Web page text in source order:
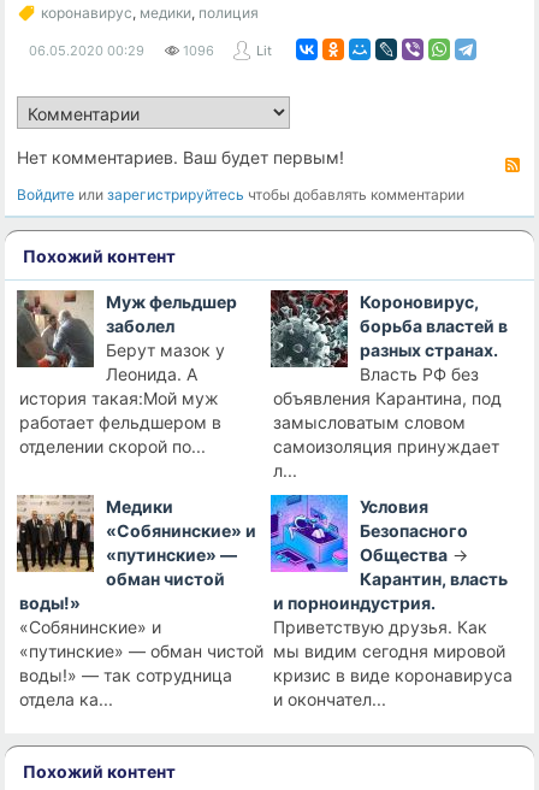
коронавирус, медики, полиция
06.05.2020 00:29 1096 Lit
Нет комментариев. Ваш будет первым!
Войдите илизарегистрируйтесь чтобы добавлять комментарии
Похожий контент
Муж фельдшер
заболел
Берут мазок у
Леонида. А
история такая:Мой муж
работает фельдшером в
отделении скорой по...
Короновирус,
борьба властей в
разных странах.
Власть РФ без
объявления Карантина, под
замысловатым словом
самоизоляция принуждает
л...
Медики
«Собянинские» и
«путинские» —
обман чистой
воды!»
«Собянинские» и
«путинские» — обман чистой
воды!» — так сотрудница
отдела ка...
Условия
Безопасного
Общества →
Карантин, власть
и порноиндустрия.
Приветствую друзья. Как
мы видим сегодня мировой
кризис в виде коронавируса
и окончател...
Похожий контент